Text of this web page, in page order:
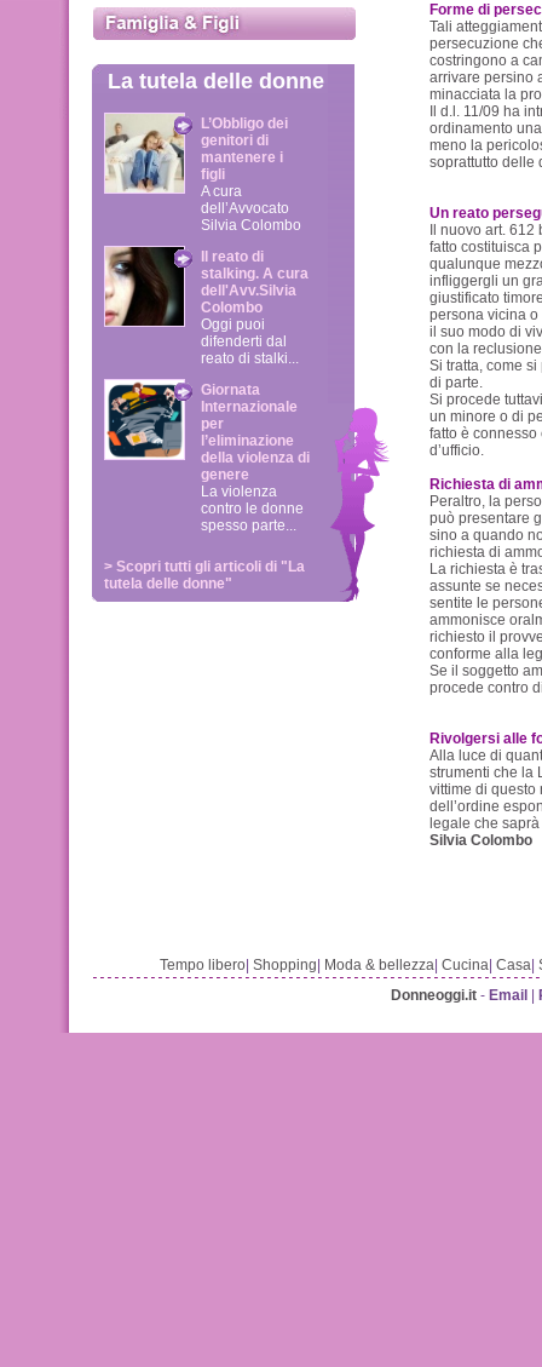
La tutela delle donne
L’Obbligo dei
genitori di
mantenere i
figli
A cura
dell’Avvocato
Silvia Colombo
Il reato di
stalking. A cura
dell'Avv.Silvia
Colombo
Oggi puoi
difenderti dal
reato di stalki...
Giornata
Internazionale
per
l’eliminazione
della violenza di
genere
La violenza
contro le donne
spesso parte...
> Scopri tutti gli articoli di "La
tutela delle donne"
Forme di
Tali
persecuzione
costringono a
arrivare persino
minacciata la
Il d.l. 11/09 ha
ordinamento
meno la
soprattutto delle
Un reato
Il nuovo art.
fatto costituisca
qualunque
infliggergli un
giustificato
persona vicina
il suo modo di
con la
Si tratta, come
di parte.
Si procede
un minore o di
fatto è
d’ufficio.
Richiesta di
Peraltro, la
può presentare
sino a quando
richiesta di
La richiesta è
assunte se
sentite le
ammonisce
richiesto il
conforme alla
Se il soggetto
procede contro
Rivolgersi alle
Alla luce di
strumenti che la
vittime di questo
dell’ordine
legale che
Silvia Colombo
Tempo libero Shopping Moda & bellezza Cucina Casa
Donneoggi.it - Email